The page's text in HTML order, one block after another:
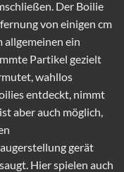
Der Boilie
von einigen cm
allgemeinen ein
Partikel gezielt
wahllos
entdeckt, nimmt
aber auch möglich,
gerät
Hier spielen auch